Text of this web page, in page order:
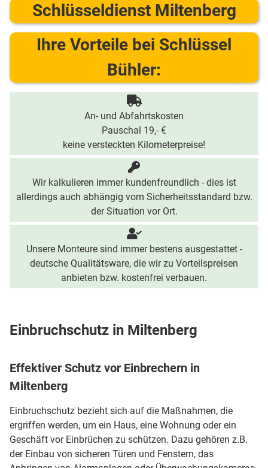
Schlüsseldienst Miltenberg
Ihre Vorteile bei Schlüssel
Bühler:
An- und Abfahrtskosten
Pauschal 19,- €
keine versteckten Kilometerpreise!
Wir kalkulieren immer kundenfreundlich - dies ist
allerdings auch abhängig vom Sicherheitsstandard bzw.
der Situation vor Ort.
Unsere Monteure sind immer bestens ausgestattet -
deutsche Qualitätsware, die wir zu Vorteilspreisen
anbieten bzw. kostenfrei verbauen.
Einbruchschutz in Miltenberg
Effektiver Schutz vor Einbrechern in
Miltenberg
Einbruchschutz bezieht sich auf die Maßnahmen, die
ergriffen werden, um ein Haus, eine Wohnung oder ein
Geschäft vor Einbrüchen zu schützen. Dazu gehören z.B.
der Einbau von sicheren Türen und Fenstern, das